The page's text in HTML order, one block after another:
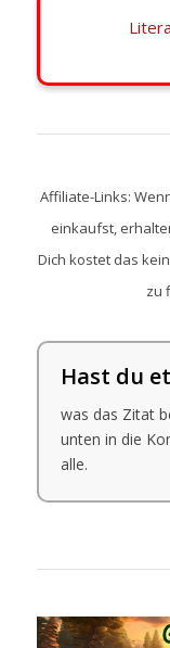
Affiliate-Links:
einkaufst,
Dich kostet das
zu
Hast du
was das Zitat
unten in die
alle.